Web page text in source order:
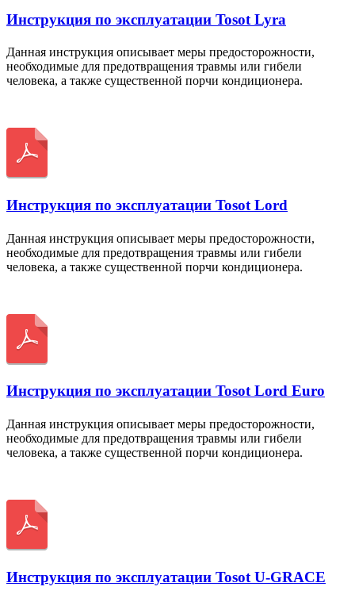
Инструкция по эксплуатации Tosot Lyra
Данная инструкция описывает меры предосторожности,
необходимые для предотвращения травмы или гибели
человека, а также существенной порчи кондиционера.
Инструкция по эксплуатации Tosot Lord
Данная инструкция описывает меры предосторожности,
необходимые для предотвращения травмы или гибели
человека, а также существенной порчи кондиционера.
Инструкция по эксплуатации Tosot Lord Euro
Данная инструкция описывает меры предосторожности,
необходимые для предотвращения травмы или гибели
человека, а также существенной порчи кондиционера.
Инструкция по эксплуатации Tosot U-GRACE